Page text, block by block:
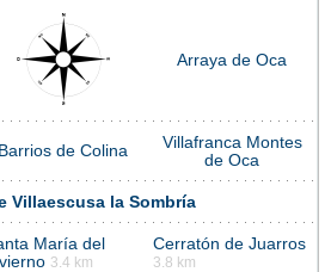
Arraya de Oca
Barrios de Colina
Villafranca Montes
de Oca
Villaescusa la Sombría
María del
3.4 km
Cerratón de Juarros
3.8 km